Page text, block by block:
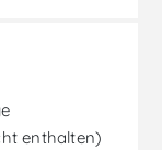
enthalten)